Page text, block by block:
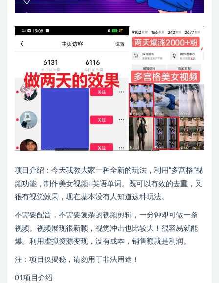
项目介绍：今天我教大家一种全新的玩法，利用“多宫格”视
频功能，制作美女视频+英语单词。既可以有效的去重，又
很有视觉效果，现在基本没有人知道这种玩法。
不需要配音，不需要复杂的视频剪辑，一分钟即可做一条
视频。视频展现很新颖，视觉冲击也比较大！很容易就能
爆。利用虚拟资源变现，没有成本，销售额就是利润。
注：项目仅揭秘，请勿用于非法用途！
01项目介绍